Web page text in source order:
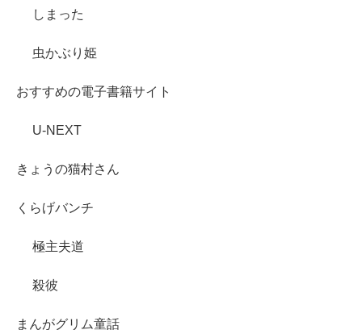
しまった
虫かぶり姫
おすすめの電子書籍サイト
U-NEXT
きょうの猫村さん
くらげバンチ
極主夫道
殺彼
まんがグリム童話